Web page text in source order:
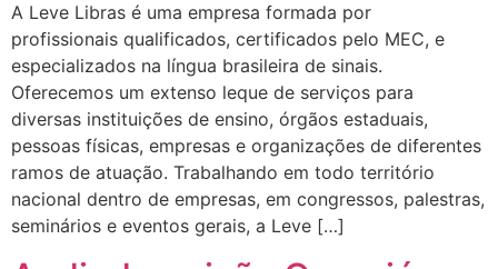
A Leve Libras é uma empresa formada por
profissionais qualificados, certificados pelo MEC, e
especializados na língua brasileira de sinais.
Oferecemos um extenso leque de serviços para
diversas instituições de ensino, órgãos estaduais,
pessoas físicas, empresas e organizações de diferentes
ramos de atuação. Trabalhando em todo território
nacional dentro de empresas, em congressos, palestras,
seminários e eventos gerais, a Leve […]